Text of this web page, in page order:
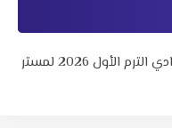
امتحانين لغة إنجليزية للصف الأول الإعدادي الترم الأول 2026 لمستر